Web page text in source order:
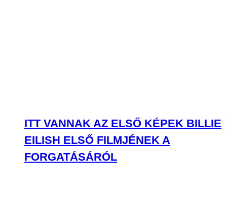
ITT VANNAK AZ ELSŐ KÉPEK BILLIE
EILISH ELSŐ FILMJÉNEK A
FORGATÁSÁRÓL